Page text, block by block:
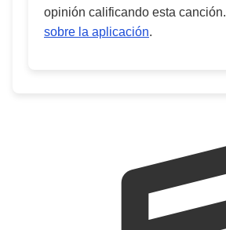
opinión calificando esta canción.
sobre la aplicación.